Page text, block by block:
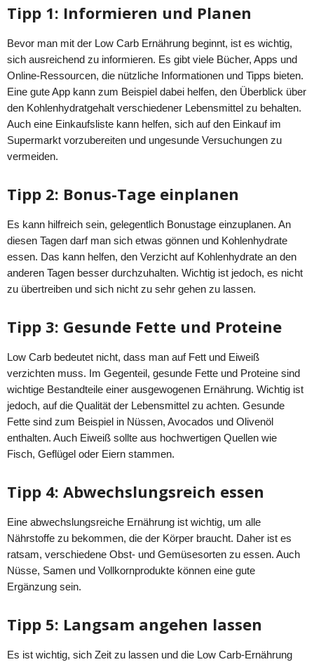
Tipp 1: Informieren und Planen
Bevor man mit der Low Carb Ernährung beginnt, ist es wichtig,
sich ausreichend zu informieren. Es gibt viele Bücher, Apps und
Online-Ressourcen, die nützliche Informationen und Tipps bieten.
Eine gute App kann zum Beispiel dabei helfen, den Überblick über
den Kohlenhydratgehalt verschiedener Lebensmittel zu behalten.
Auch eine Einkaufsliste kann helfen, sich auf den Einkauf im
Supermarkt vorzubereiten und ungesunde Versuchungen zu
vermeiden.
Tipp 2: Bonus-Tage einplanen
Es kann hilfreich sein, gelegentlich Bonustage einzuplanen. An
diesen Tagen darf man sich etwas gönnen und Kohlenhydrate
essen. Das kann helfen, den Verzicht auf Kohlenhydrate an den
anderen Tagen besser durchzuhalten. Wichtig ist jedoch, es nicht
zu übertreiben und sich nicht zu sehr gehen zu lassen.
Tipp 3: Gesunde Fette und Proteine
Low Carb bedeutet nicht, dass man auf Fett und Eiweiß
verzichten muss. Im Gegenteil, gesunde Fette und Proteine sind
wichtige Bestandteile einer ausgewogenen Ernährung. Wichtig ist
jedoch, auf die Qualität der Lebensmittel zu achten. Gesunde
Fette sind zum Beispiel in Nüssen, Avocados und Olivenöl
enthalten. Auch Eiweiß sollte aus hochwertigen Quellen wie
Fisch, Geflügel oder Eiern stammen.
Tipp 4: Abwechslungsreich essen
Eine abwechslungsreiche Ernährung ist wichtig, um alle
Nährstoffe zu bekommen, die der Körper braucht. Daher ist es
ratsam, verschiedene Obst- und Gemüsesorten zu essen. Auch
Nüsse, Samen und Vollkornprodukte können eine gute
Ergänzung sein.
Tipp 5: Langsam angehen lassen
Es ist wichtig, sich Zeit zu lassen und die Low Carb-Ernährung